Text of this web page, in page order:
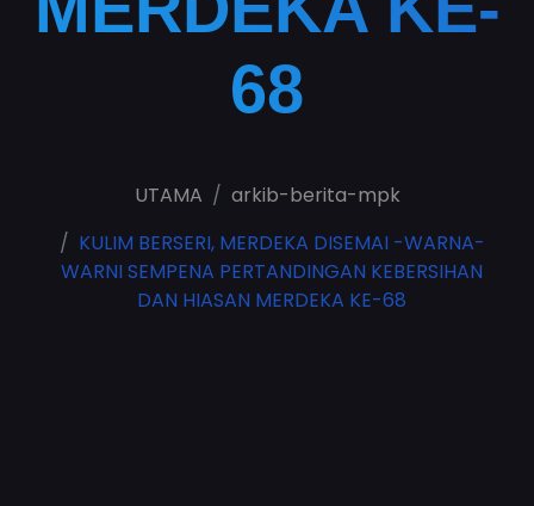
68
UTAMA
arkib-berita-mpk
KULIM BERSERI, MERDEKA DISEMAI -WARNA-
WARNI SEMPENA PERTANDINGAN KEBERSIHAN
DAN HIASAN MERDEKA KE-68